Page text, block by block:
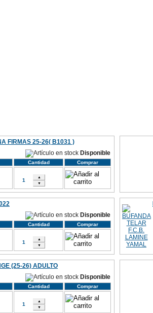
FIRMAS 25-26( B1031 )
Disponible
Cantidad Comprar
Disponible
Cantidad Comprar
(25-26) ADULTO
Disponible
Cantidad Comprar